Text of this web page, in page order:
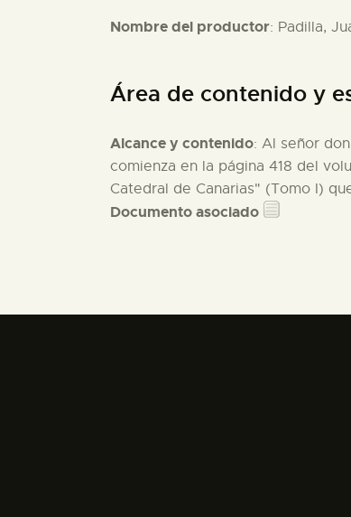
Nombre del productor: Padilla,
Área de contenido y
Alcance y contenido: Al señor
comienza en la página 418 del
Catedral de Canarias" (Tomo I)
Documento asociado